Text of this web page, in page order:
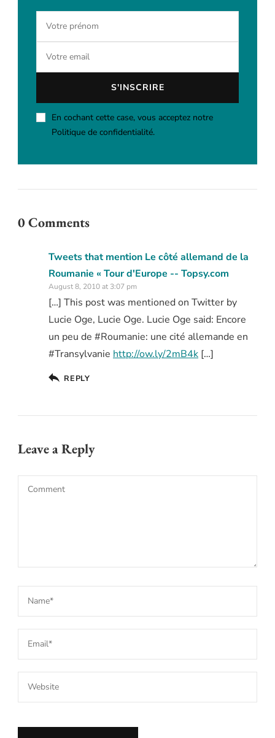
En cochant cette case, vous acceptez notre
Politique de confidentialité.
0 Comments
Tweets that mention Le côté allemand de la
Roumanie « Tour d'Europe -- Topsy.com
August 8, 2010 at 3:07 pm
[…] This post was mentioned on Twitter by
Lucie Oge, Lucie Oge. Lucie Oge said: Encore
un peu de #Roumanie: une cité allemande en
#Transylvanie http://ow.ly/2mB4k […]
REPLY
Leave a Reply